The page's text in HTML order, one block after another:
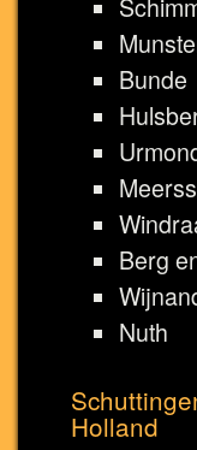
Bunde
Berg
Nuth
Holland